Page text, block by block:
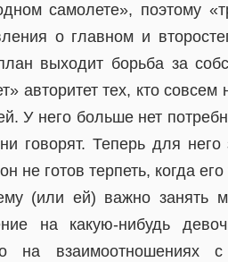
самолете», поэтому
о главном и
выходит борьба за
авторитет тех, кто
У него больше нет
говорят. Теперь для
не готов терпеть, когда
(или ей) важно занять
на какую-нибудь
на взаимоотношениях